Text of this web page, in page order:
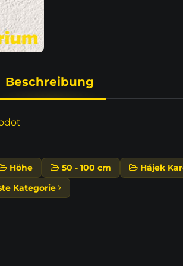
Beschreibung
Höhe 50 - 100 cm
Hájek
Kategorie